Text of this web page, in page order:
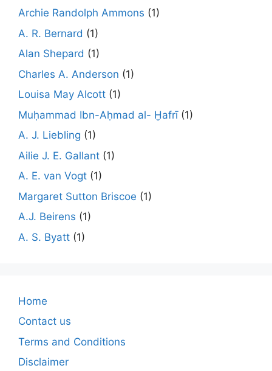
Archie Randolph Ammons (1)
A. R. Bernard (1)
Alan Shepard (1)
Charles A. Anderson (1)
Louisa May Alcott (1)
Muḥammad Ibn-Aḥmad al- Ḫafrī(1)
A. J. Liebling (1)
Ailie J. E. Gallant (1)
A. E. van Vogt (1)
Margaret Sutton Briscoe (1)
A.J. Beirens (1)
A. S. Byatt (1)
Home
Contact us
Terms and Conditions
Disclaimer